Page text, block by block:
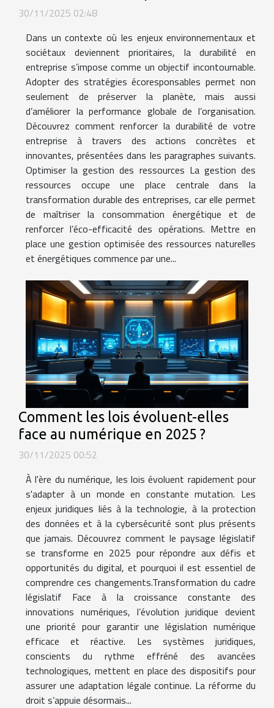
30/11/2025 02:48
Dans un contexte où les enjeux environnementaux et
sociétaux deviennent prioritaires, la durabilité en
entreprise s’impose comme un objectif incontournable.
Adopter des stratégies écoresponsables permet non
seulement de préserver la planète, mais aussi
d’améliorer la performance globale de l’organisation.
Découvrez comment renforcer la durabilité de votre
entreprise à travers des actions concrètes et
innovantes, présentées dans les paragraphes suivants.
Optimiser la gestion des ressources La gestion des
ressources occupe une place centrale dans la
transformation durable des entreprises, car elle permet
de maîtriser la consommation énergétique et de
renforcer l’éco-efficacité des opérations. Mettre en
place une gestion optimisée des ressources naturelles
et énergétiques commence par une...
Comment les lois évoluent-elles
face au numérique en 2025 ?
30/11/2025 00:52
À l'ère du numérique, les lois évoluent rapidement pour
s'adapter à un monde en constante mutation. Les
enjeux juridiques liés à la technologie, à la protection
des données et à la cybersécurité sont plus présents
que jamais. Découvrez comment le paysage législatif
se transforme en 2025 pour répondre aux défis et
opportunités du digital, et pourquoi il est essentiel de
comprendre ces changements.Transformation du cadre
législatif Face à la croissance constante des
innovations numériques, l’évolution juridique devient
une priorité pour garantir une législation numérique
efficace et réactive. Les systèmes juridiques,
conscients du rythme effréné des avancées
technologiques, mettent en place des dispositifs pour
assurer une adaptation légale continue. La réforme du
droit s’appuie désormais...